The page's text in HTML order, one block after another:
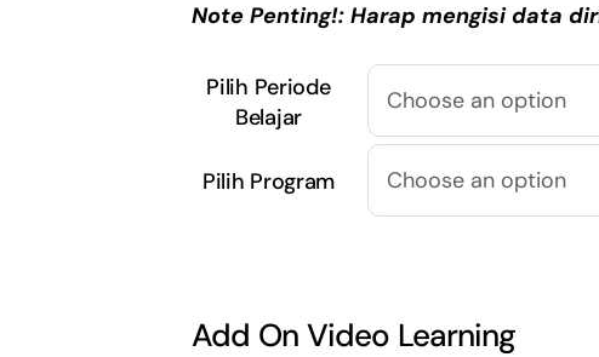
Note Penting!: Harap mengisi data
Pilih Periode
Belajar
Pilih Program
Add On Video Learning